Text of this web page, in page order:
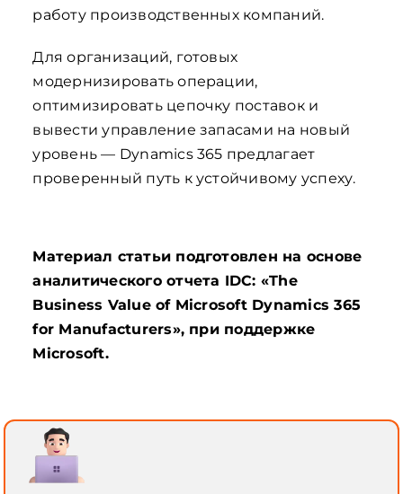
работу производственных компаний.
Для организаций, готовых
модернизировать операции,
оптимизировать цепочку поставок и
вывести управление запасами на новый
уровень — Dynamics 365 предлагает
проверенный путь к устойчивому успеху.
Материал статьи подготовлен на основе
аналитического отчета IDC: «The
Business Value of Microsoft Dynamics 365
for Manufacturers», при поддержке
Microsoft.